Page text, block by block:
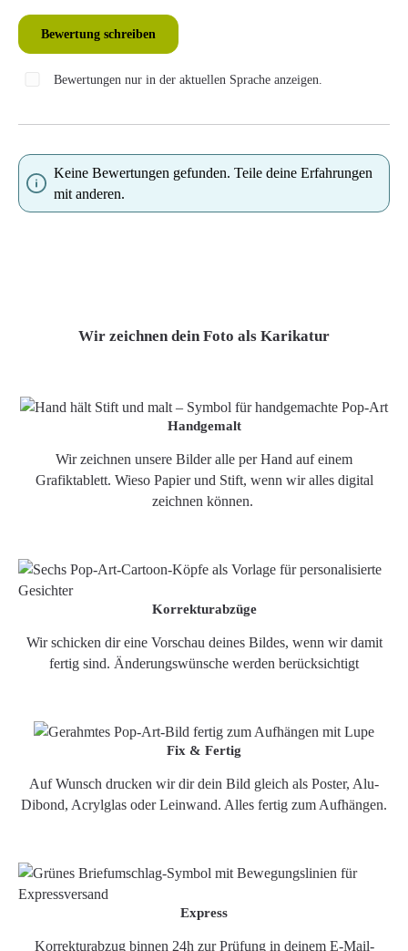
Bewertung schreiben
Bewertungen nur in der aktuellen Sprache anzeigen.
Keine Bewertungen gefunden. Teile deine Erfahrungen
mit anderen.
Wir zeichnen dein Foto als Karikatur
Handgemalt
Wir zeichnen unsere Bilder alle per Hand auf einem
Grafiktablett. Wieso Papier und Stift, wenn wir alles digital
zeichnen können.
Korrekturabzüge
Wir schicken dir eine Vorschau deines Bildes, wenn wir damit
fertig sind. Änderungswünsche werden berücksichtigt
Fix & Fertig
Auf Wunsch drucken wir dir dein Bild gleich als Poster, Alu-
Dibond, Acrylglas oder Leinwand. Alles fertig zum Aufhängen.
Express
Korrekturabzug binnen 24h zur Prüfung in deinem E-Mail-